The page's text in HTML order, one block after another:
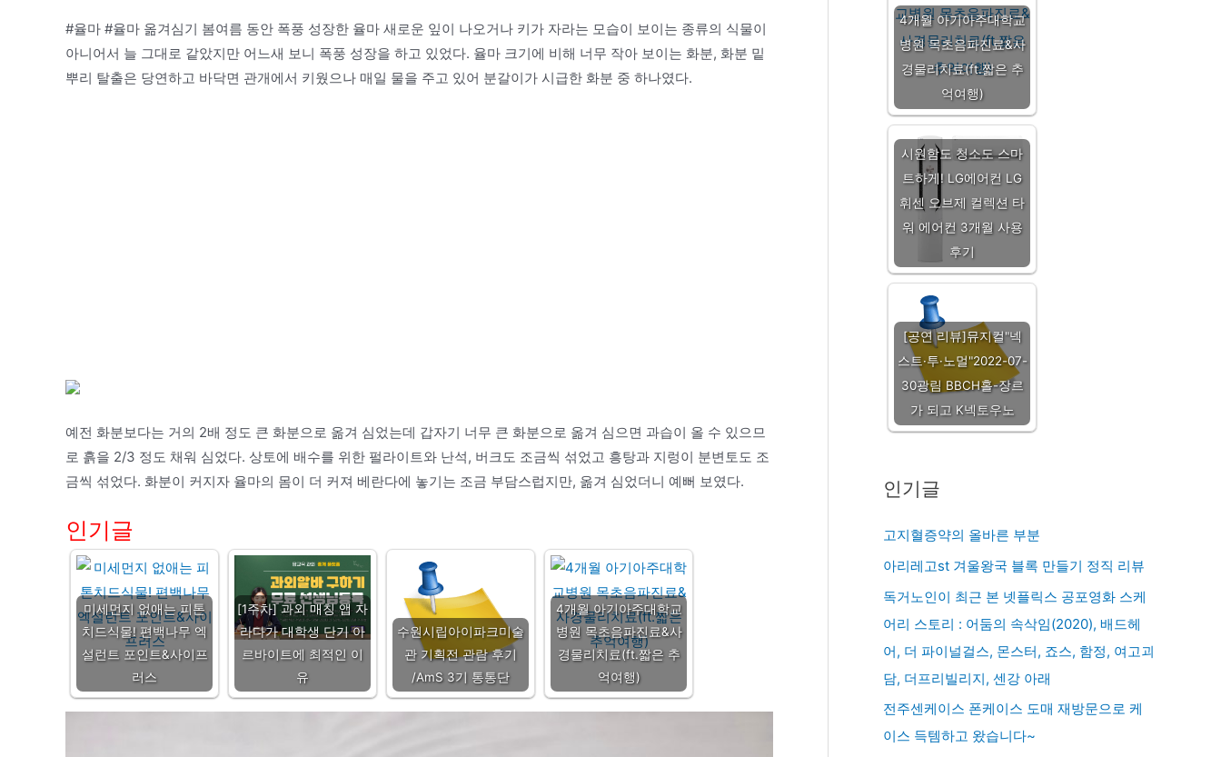
#율마 #율마 옮겨심기 봄여름 동안 폭풍 성장한 율마 새로운 잎이 나오거나 키가 자라는 모습이 보이는 종류의 식물이
아니어서 늘 그대로 같았지만 어느새 보니 폭풍 성장을 하고 있었다. 율마 크기에 비해 너무 작아 보이는 화분, 화분 밑
뿌리 탈출은 당연하고 바닥면 관개에서 키웠으나 매일 물을 주고 있어 분갈이가 시급한 화분 중 하나였다.
예전 화분보다는 거의 2배 정도 큰 화분으로 옮겨 심었는데 갑자기 너무 큰 화분으로 옮겨 심으면 과습이 올 수 있으므
로 흙을 2/3 정도 채워 심었다. 상토에 배수를 위한 펄라이트와 난석, 버크도 조금씩 섞었고 흥탕과 지렁이 분변토도 조
금씩 섞었다. 화분이 커지자 율마의 몸이 더 커져 베란다에 놓기는 조금 부담스럽지만, 옮겨 심었더니 예뻐 보였다.
인기글
미세먼지 없애는 피톤
치드식물! 편백나무 엑
설런트 포인트&사이프
러스
[1주차] 과외 매칭 앱 자
라다가 대학생 단기 아
르바이트에 최적인 이
유
수원시립아이파크미술
관 기획전 관람 후기
/AmS 3기 통통단
4개월 아기아주대학교
병원 목초음파진료&사
경물리치료(ft.짧은 추
억여행)
4개월 아기아주대학교
병원 목초음파진료&사
경물리치료(ft.짧은 추
억여행)
시원함도 청소도 스마
트하게! LG에어컨 LG
휘센 오브제 컬렉션 타
워 에어컨 3개월 사용
후기
[공연 리뷰]뮤지컬"넥
스트·투·노멀"2022-07-
30광림 BBCH홀-장르
가 되고 K넥토우노
인기글
고지혈증약의 올바른 부분
아리레고st 겨울왕국 블록 만들기 정직 리뷰
독거노인이 최근 본 넷플릭스 공포영화 스케
어리 스토리 : 어둠의 속삭임(2020), 배드헤
어, 더 파이널걸스, 몬스터, 죠스, 함정, 여고괴
담, 더프리빌리지, 센강 아래
전주센케이스 폰케이스 도매 재방문으로 케
이스 득템하고 왔습니다~